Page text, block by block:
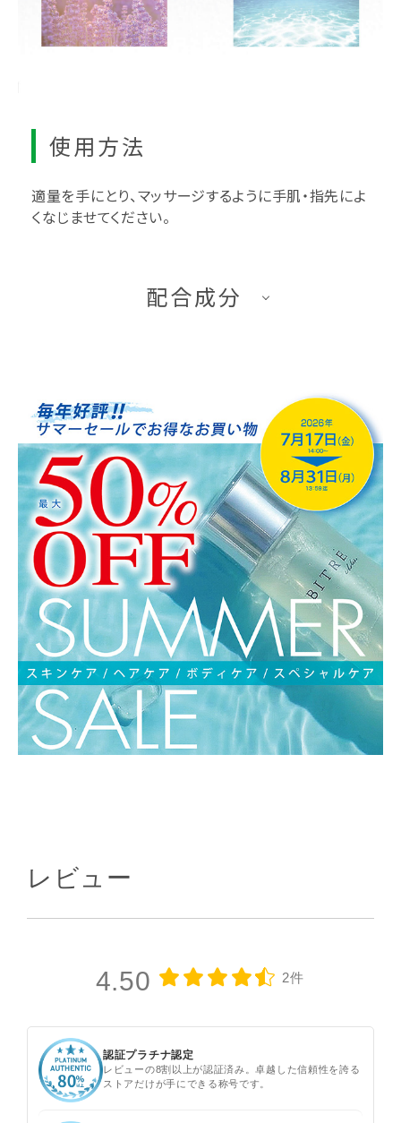
使用方法
適量を手にとり、マッサージするように手肌・指先によ
くなじませてください。
配合成分
レビュー
4.50 2件
認証プラチナ認定
レビューの8割以上が認証済み。卓越した信頼性を誇る
ストアだけが手にできる称号です。